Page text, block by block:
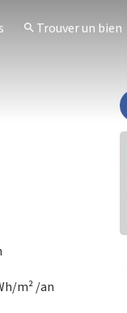
Trouver un bien
m² /an